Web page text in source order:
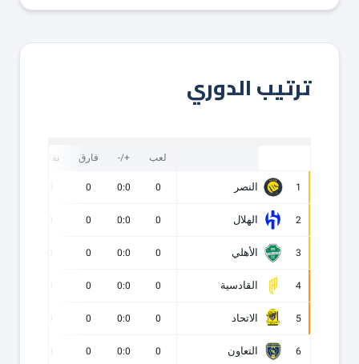
ترتيب الدوري
لعب +/- فارق نقاط
1 النصر 0
0:0
0
2 الهلال 0
0:0
0
3 الأهلي 0
0:0
0
4 القادسية 0
0:0
0
5 الاتحاد 0
0:0
0
6 التعاون 0
0:0
0